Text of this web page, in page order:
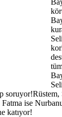
soruyor!Rüstem,
ise
katıyor!